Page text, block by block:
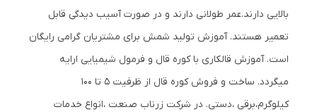
بالایی دارند.عمر طولانی دارند و در صورت آسیب دیدگی قابل
تعمیر هستند. آموزش تولید شمش برای مشتریان گرامی رایگان
است. آموزش قالکاری با کوره قال و فرمول شیمیایی ارایه
میگردد. ساخت و فروش کوره قال از ظرفیت ۵ تا ۱۰۰
کیلوگرم،برقی ،دستی. در شرکت زرناب صنعت ،انواع خدمات